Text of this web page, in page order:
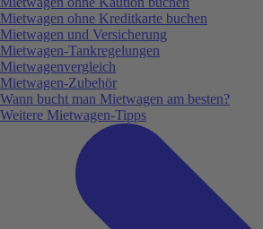
Mietwagen ohne Kreditkarte buchen
Mietwagen und Versicherung
Mietwagen-Tankregelungen
Mietwagenvergleich
Mietwagen-Zubehör
Wann bucht man Mietwagen am besten?
Weitere Mietwagen-Tipps